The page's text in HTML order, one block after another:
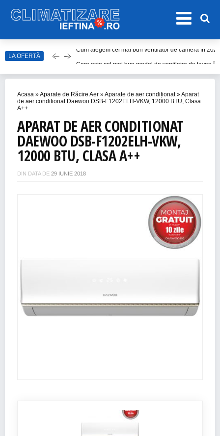
LA OFERTĂ
Accesorii Aer Condiționat – 15 Lucruri de Bifat
Acasa »Aparate de Răcire Aer »Aparate de aer condiționat»Aparat
de aer conditionat Daewoo DSB-F1202ELH-VKW, 12000 BTU, Clasa
A++
APARAT DE AER CONDITIONAT
DAEWOO DSB-F1202ELH-VKW,
12000 BTU, CLASA A++
DIN DATA DE 29 IUNIE 2018